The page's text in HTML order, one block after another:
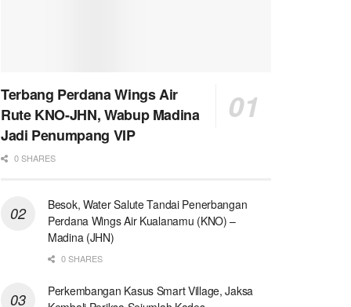
Terbang Perdana Wings Air
Rute KNO-JHN, Wabup Madina
Jadi Penumpang VIP
0 SHARES
Besok, Water Salute Tandai Penerbangan
Perdana Wings Air Kualanamu (KNO) –
Madina (JHN)
0 SHARES
Perkembangan Kasus Smart Village, Jaksa